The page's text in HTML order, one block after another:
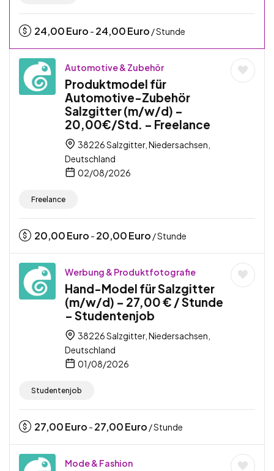
24,00Euro - 24,00Euro / Stunde
Automotive & Zubehör
Produktmodel für
Automotive-Zubehör
Salzgitter (m/w/d) –
20,00€/Std. – Freelance
38226 Salzgitter, Niedersachsen,
Deutschland
02/08/2026
Freelance
20,00Euro - 20,00Euro / Stunde
Werbung & Produktfotografie
Hand-Model für Salzgitter
(m/w/d) – 27,00 € / Stunde
– Studentenjob
38226 Salzgitter, Niedersachsen,
Deutschland
01/08/2026
Studentenjob
27,00Euro - 27,00Euro / Stunde
Mode & Fashion